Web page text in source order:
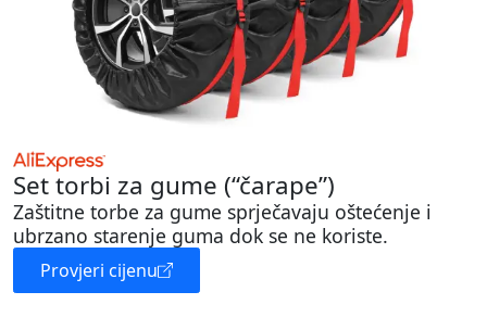
Set torbi za gume (“čarape”)
Zaštitne torbe za gume sprječavaju oštećenje i
ubrzano starenje guma dok se ne koriste.
Provjeri cijenu